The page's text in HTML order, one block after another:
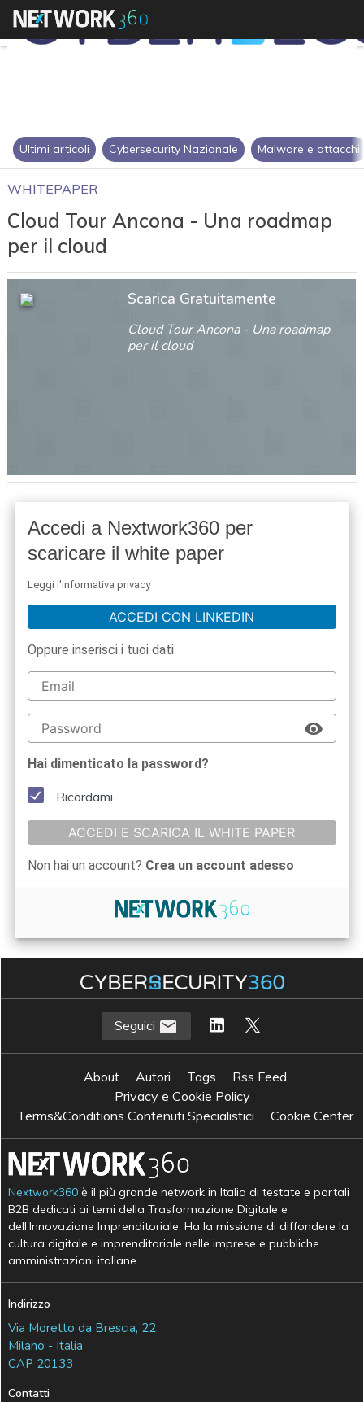
Ultimi articoli Cybersecurity Nazionale Malware e attacchi
WHITEPAPER
Cloud Tour Ancona - Una roadmap
per il cloud
Scarica Gratuitamente
Cloud Tour Ancona - Una roadmap
per il cloud
Accedi a Nextwork360 per
scaricare il white paper
Leggi l'informativa privacy
ACCEDI CON LINKEDIN
Oppure inserisci i tuoi dati
Hai dimenticato la password?
Ricordami
ACCEDI E SCARICA IL WHITE PAPER
Non hai un account? Crea un account adesso
Seguici
About Autori Tags
Rss Feed
Privacy e Cookie Policy
Terms&Conditions Contenuti Specialistici
Cookie Center
Nextwork360 è il più grande network in Italia di testate e portali
B2B dedicati ai temi della Trasformazione Digitale e
dell’Innovazione Imprenditoriale. Ha la missione di diffondere la
cultura digitale e imprenditoriale nelle imprese e pubbliche
amministrazioni italiane.
Indirizzo
Via Moretto da Brescia, 22
Milano - Italia
CAP 20133
Contatti